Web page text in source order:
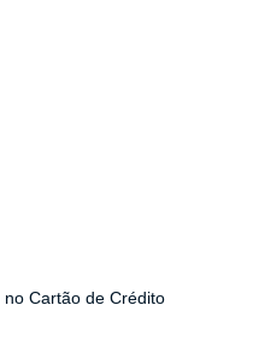
no Cartão de Crédito